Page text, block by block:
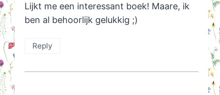
Lijkt me een interessant boek! Maare, ik
ben al behoorlijk gelukkig ;)
Reply